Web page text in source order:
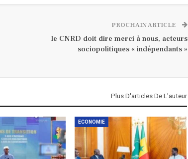
PROCHAIN ARTICLE
le CNRD doit dire merci à nous, acteurs
sociopolitiques « indépendants »
Plus D'articles De L'auteur
ECONOMIE